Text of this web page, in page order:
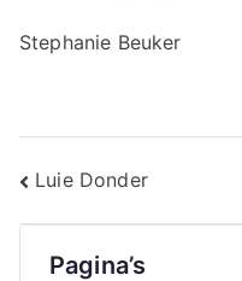
Stephanie Beuker
Bericht
navigatie
Luie Donder
Pagina’s